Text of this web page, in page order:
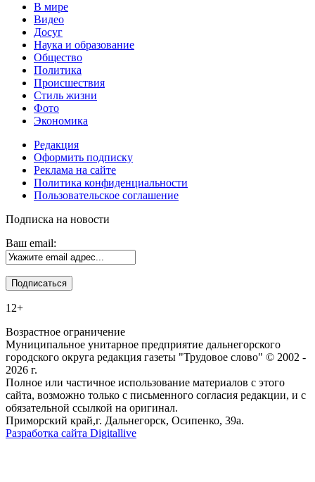
В мире
Видео
Досуг
Наука и образование
Общество
Политика
Происшествия
Стиль жизни
Фото
Экономика
Редакция
Оформить подписку
Реклама на сайте
Политика конфиденциальности
Пользовательское соглашение
Подписка на новости
Ваш email:
12+
Возрастное ограничение
Муниципальное унитарное предприятие дальнегорского
городского округа редакция газеты "Трудовое слово" © 2002 -
2026 г.
Полное или частичное использование материалов с этого
сайта, возможно только с письменного согласия редакции, и с
обязательной ссылкой на оригинал.
Приморский край,г. Дальнегорск, Осипенко, 39а.
Разработка сайта Digitallive